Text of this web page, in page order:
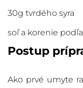
30g tvrdého syra
soľ a korenie
Postup
Ako prvé umyte